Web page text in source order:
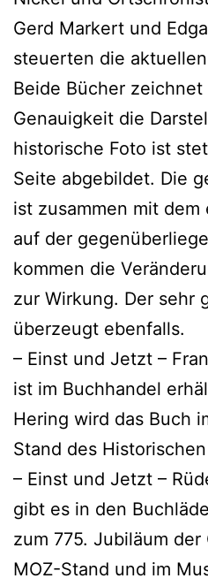
Gerd Markert und
steuerten die
Beide Bücher
Genauigkeit die
historische Foto ist
Seite abgebildet. Die
ist zusammen mit
auf der
kommen die
zur Wirkung. Der sehr
überzeugt ebenfalls.
– Einst und Jetzt –
ist im Buchhandel
Hering wird das Buch
Stand des
– Einst und Jetzt –
gibt es in den
zum 775. Jubiläum
MOZ-Stand und im